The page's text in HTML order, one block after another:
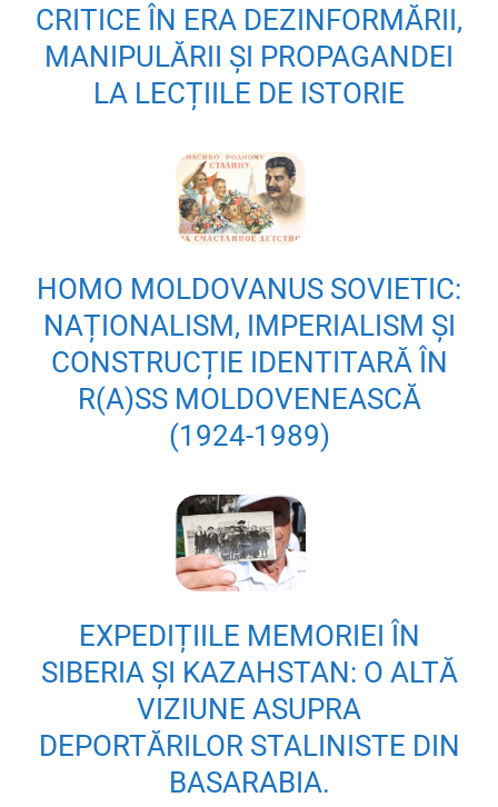
CRITICE ÎN ERA DEZINFORMĂRII,
MANIPULĂRII ȘI PROPAGANDEI
LA LECȚIILE DE ISTORIE
HOMO MOLDOVANUS SOVIETIC:
NAȚIONALISM, IMPERIALISM ȘI
CONSTRUCȚIE IDENTITARĂ ÎN
R(A)SS MOLDOVENEASCĂ
(1924-1989)
EXPEDIȚIILE MEMORIEI ÎN
SIBERIA ȘI KAZAHSTAN: O ALTĂ
VIZIUNE ASUPRA
DEPORTĂRILOR STALINISTE DIN
BASARABIA.